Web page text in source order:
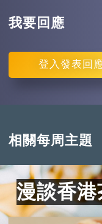
我要回應
登入 發表回
相關每周主題
漫談香